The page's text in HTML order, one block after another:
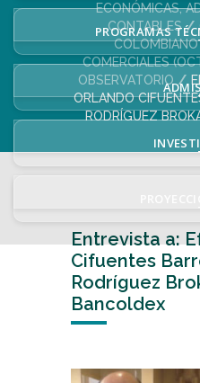
PROGRAMAS
ECONÓMICAS,
CONTABLES
COMERCIALES
OBSERVATORIO
ORLANDO
RODRÍGUEZ
Entrevista a:
Cifuentes
Rodríguez
Bancoldex